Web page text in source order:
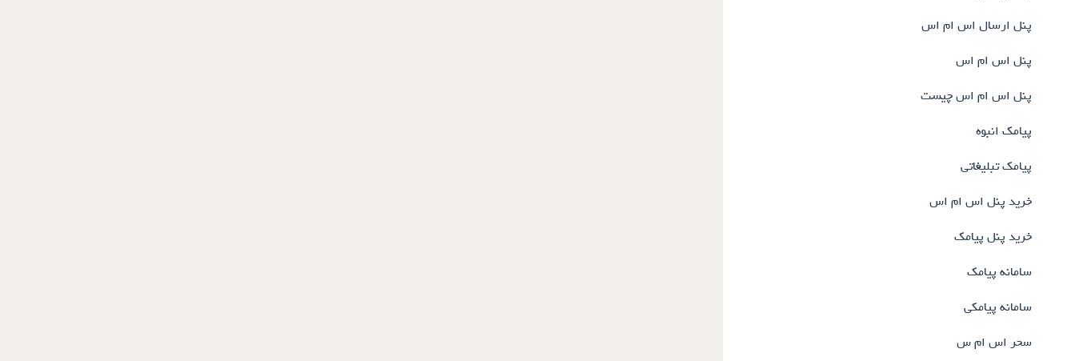
پنل ارسال اس ام اس
پنل اس ام اس
پنل اس ام اس چیست
پیامک انبوه
پیامک تبلیغاتی
خرید پنل اس ام اس
خرید پنل پیامک
سامانه پیامک
سامانه پیامکی
سحر اس ام س